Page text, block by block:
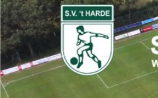
Spring naar de hoofdinhoud